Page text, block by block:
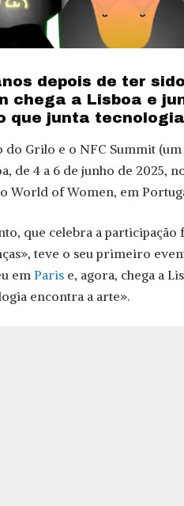
depois de ter
chega a Lisboa e
que junta
do Grilo e o NFC Summit
de 4 a 6 de junho de 2025,
World of Women, em
que celebra a
teve o seu primeiro
em Paris e, agora, chega a
encontra a arte».